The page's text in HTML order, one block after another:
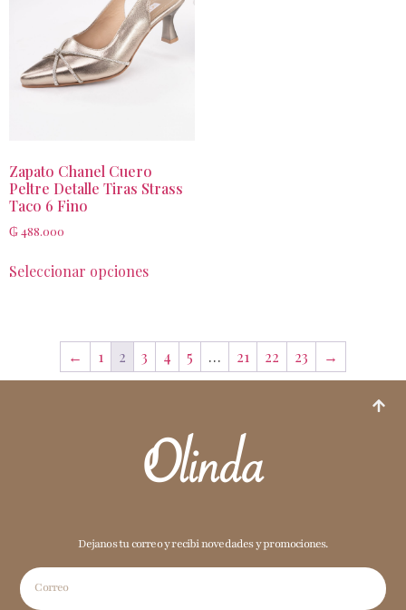
Zapato Chanel Cuero
Peltre Detalle Tiras Strass
Taco 6 Fino
₲488.000
Seleccionar opciones
← 1 2 3 4 5 … 21 22 23 →
Dejanos tu correo y recibi novedades y promociones.